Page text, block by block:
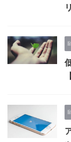
リ